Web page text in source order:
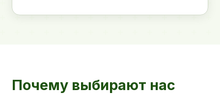
Почему выбирают нас